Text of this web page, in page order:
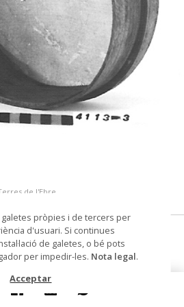
de l'Ebre
sedàs
fusta
pròpies i de tercers per
d'usuari. Si continues
de galetes, o bé pots
per impedir-les. Nota legal.
Acceptar